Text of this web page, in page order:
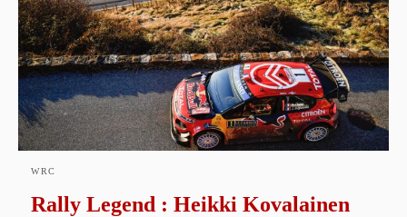
WRC
Rally Legend : Heikki Kovalainen